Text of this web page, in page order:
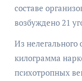
составе
возбуждено 21
Из нелегального
килограмма
психотропных